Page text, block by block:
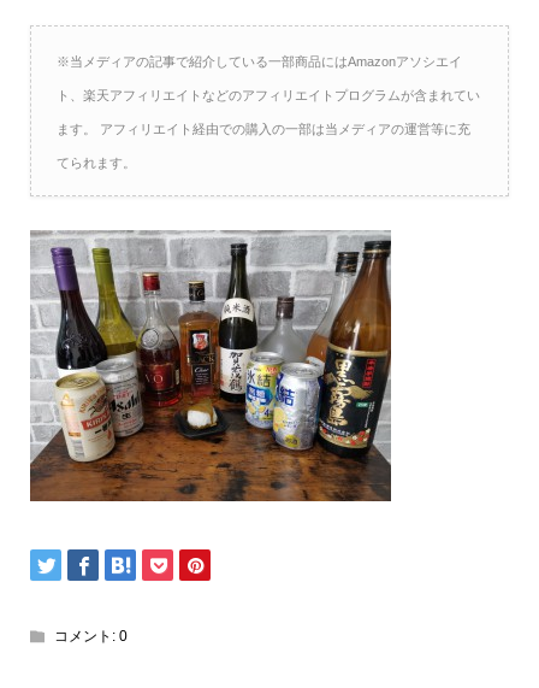
※当メディアの記事で紹介している一部商品にはAmazonアソシエイ
ト、楽天アフィリエイトなどのアフィリエイトプログラムが含まれてい
ます。 アフィリエイト経由での購入の一部は当メディアの運営等に充
てられます。
コメント: 0